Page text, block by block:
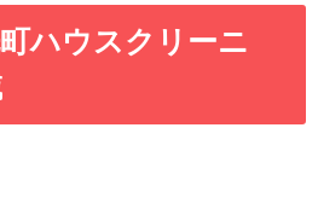
ハウスクリーニ